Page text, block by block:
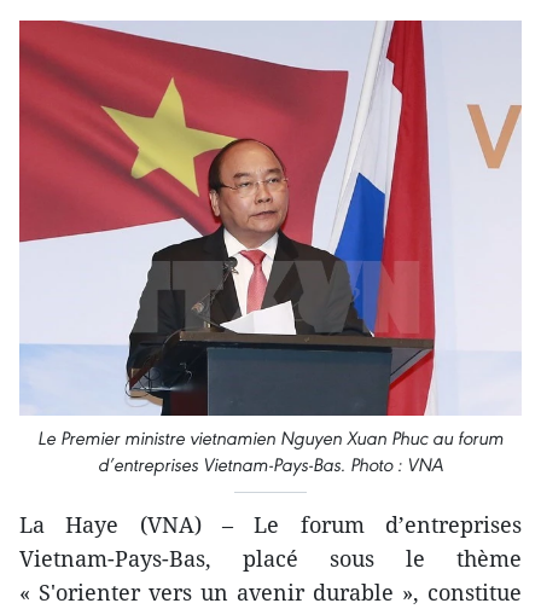
Le Premier ministre vietnamien Nguyen Xuan Phuc au forum
d’entreprises Vietnam-Pays-Bas. Photo : VNA
La Haye (VNA) – Le forum d’entreprises
Vietnam-Pays-Bas, placé s​ous le thème
« S'orienter vers un avenir durable », constitue